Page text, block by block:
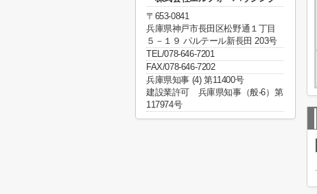
〒653-0841
兵庫県神戸市長田区松野通１丁目
５－１９ パルテール新長田 203号
TEL/078-646-7201
FAX/078-646-7202
兵庫県知事 (4) 第11400号
建設業許可 兵庫県知事（般-6）第
117974号